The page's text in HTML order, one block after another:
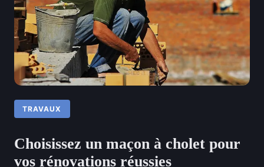
TRAVAUX
Choisissez un maçon à cholet pour
vos rénovations réussies